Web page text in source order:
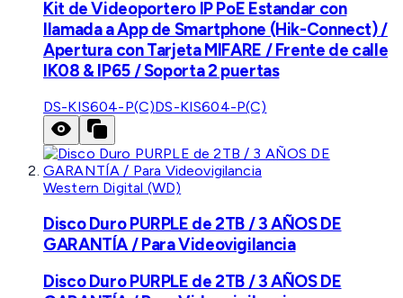
Kit de Videoportero IP PoE Estandar con
llamada a App de Smartphone (Hik-Connect) /
Apertura con Tarjeta MIFARE / Frente de calle
IK08 & IP65 / Soporta 2 puertas
DS-KIS604-P(C)DS-KIS604-P(C)
Western Digital (WD)
Disco Duro PURPLE de 2TB / 3 AÑOS DE
GARANTÍA / Para Videovigilancia
Disco Duro PURPLE de 2TB / 3 AÑOS DE